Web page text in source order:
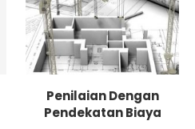
Penilaian Dengan
Pendekatan Biaya